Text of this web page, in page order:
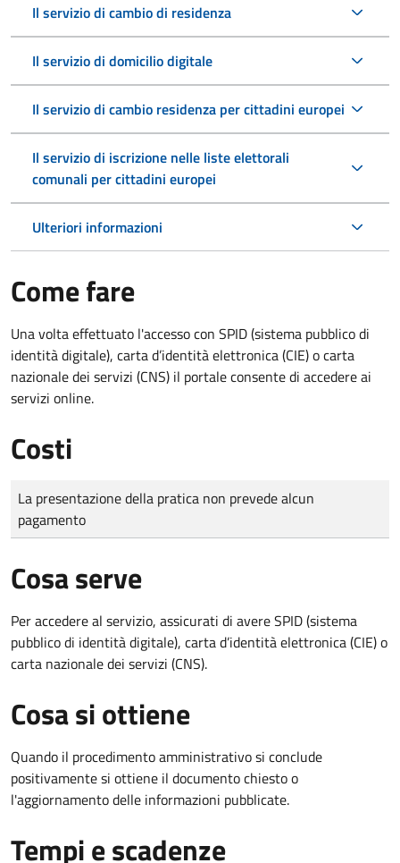
Il servizio di cambio di residenza
Il servizio di domicilio digitale
Il servizio di cambio residenza per cittadini europei
Il servizio di iscrizione nelle liste elettorali
comunali per cittadini europei
Ulteriori informazioni
Come fare
Una volta effettuato l'accesso con SPID (sistema pubblico di
identità digitale), carta d’identità elettronica (CIE) o carta
nazionale dei servizi (CNS) il portale consente di accedere ai
servizi online.
Costi
Tipo di pagamento
Importo
La presentazione della pratica non prevede alcun
pagamento
Cosa serve
Per accedere al servizio, assicurati di avere SPID (sistema
pubblico di identità digitale), carta d’identità elettronica (CIE) o
carta nazionale dei servizi (CNS).
Cosa si ottiene
Quando il procedimento amministrativo si conclude
positivamente si ottiene il documento chiesto o
l'aggiornamento delle informazioni pubblicate.
Tempi e scadenze